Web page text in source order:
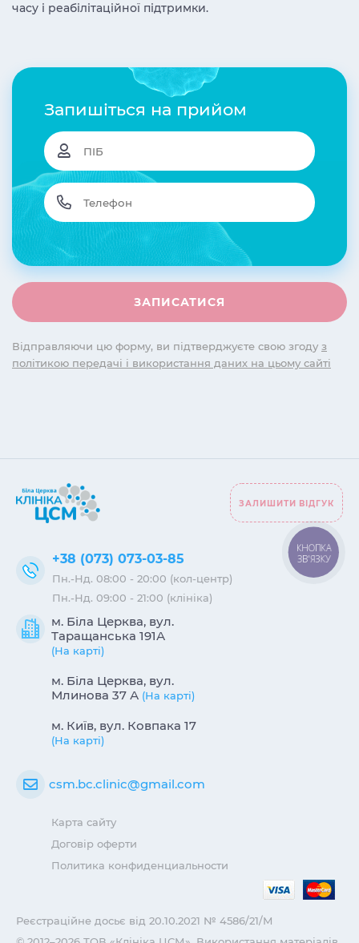
часу і реабілітаційної підтримки.
Запишіться на прийом
Відправляючи цю форму, ви підтверджуєте свою згоду з
політикою передачі і використання даних на цьому сайті
м. Біла Церква, вул.
Таращанська 191А
(На карті)
м. Біла Церква, вул.
Млинова 37 А (На карті)
м. Київ, вул. Ковпака 17
(На карті)
+38 (073) 073-03-85
Пн.-Нд. 08:00 - 20:00 (кол-центр)
Пн.-Нд. 09:00 - 21:00 (клініка)
csm.bc.clinic@gmail.com
Карта сайту
Договір оферти
Политика конфиденциальности
ЗАЛИШИТИ ВІДГУК
Реєстраційне досьє від 20.10.2021 № 4586/21/М
КНОПКА
ЗВ'ЯЗКУ